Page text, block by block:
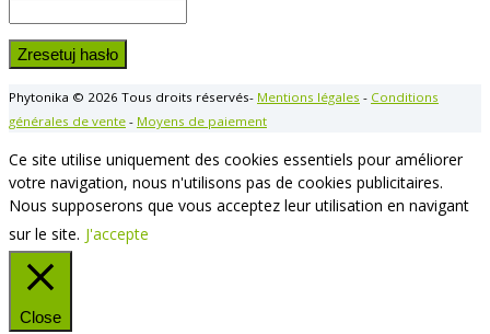
Zresetuj hasło
Phytonika © 2026 Tous droits réservés- Mentions légales - Conditions
générales de vente - Moyens de paiement
Ce site utilise uniquement des cookies essentiels pour améliorer
votre navigation, nous n'utilisons pas de cookies publicitaires.
Nous supposerons que vous acceptez leur utilisation en navigant
sur le site. J'accepte
Close